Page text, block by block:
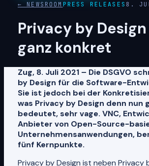
← NEWSROOM PRESS RELEASES 8.
Privacy by
ganz konkret
Zug, 8. Juli 2021 – Die DSGVO
by Design für die Software-
Sie ist jedoch bei der
was Privacy by Design denn nun
bedeutet, sehr vage. VNC,
Anbieter von Open-Source-
Unternehmensanwendungen,
fünf Kernpunkte.
Privacy by Design ist neben Privacy